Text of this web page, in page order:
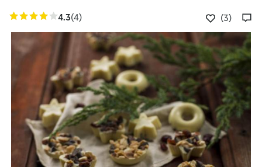
4.3(4) (3)